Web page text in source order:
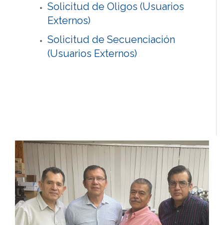
Solicitud de Oligos (Usuarios
Externos)
Solicitud de Secuenciación
(Usuarios Externos)